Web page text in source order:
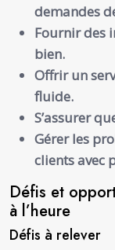
demandes
Fournir des
bien.
Offrir un
fluide.
S’assurer
Gérer les
clients avec
Défis et
à l’heure
Défis à relever